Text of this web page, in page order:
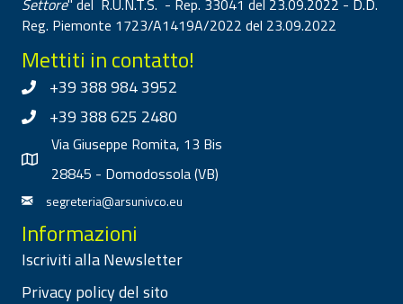
Reg. Piemonte 1723/A1419A/2022 del 23.09.2022
Mettiti in contatto!
+39 388 984 3952
+39 388 625 2480
Via Giuseppe Romita, 13 Bis
28845 - Domodossola (VB)
segreteria@arsunivco.eu
Informazioni
Iscriviti alla Newsletter
Privacy policy del sito